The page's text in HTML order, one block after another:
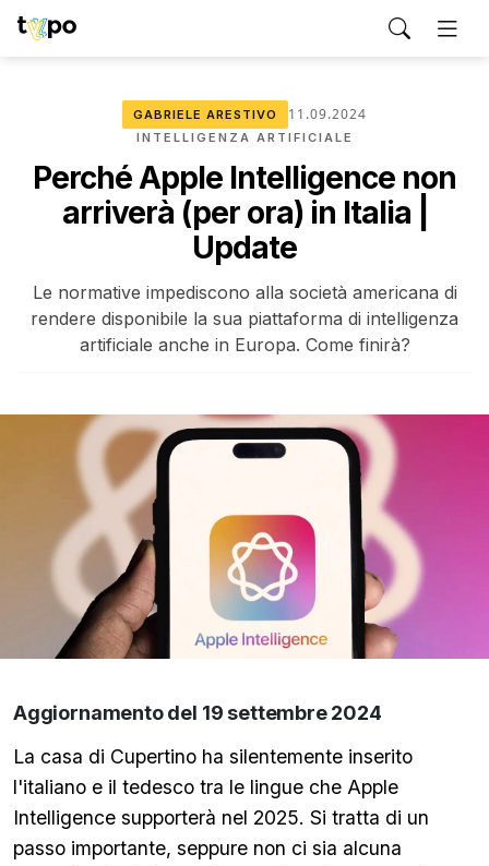
GABRIELE ARESTIVO 11.09.2024
INTELLIGENZA ARTIFICIALE
Perché Apple Intelligence non
arriverà (per ora) in Italia |
Update
Le normative impediscono alla società americana di
rendere disponibile la sua piattaforma di intelligenza
artificiale anche in Europa. Come finirà?
Aggiornamento del 19 settembre 2024
La casa di Cupertino ha silentemente inserito
l'italiano e il tedesco tra le lingue che Apple
Intelligence supporterà nel 2025. Si tratta di un
passo importante, seppure non ci sia alcuna